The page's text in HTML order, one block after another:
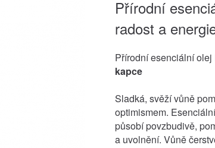
Přírodní
radost a
Přírodní esenciální
kapce
Sladká, svěží vůně
optimismem.
působí povzbudivě,
a uvolnění. Vůně